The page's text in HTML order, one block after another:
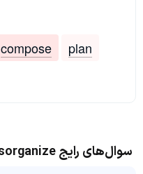
compose
plan
سوال‌های رایج disorganize